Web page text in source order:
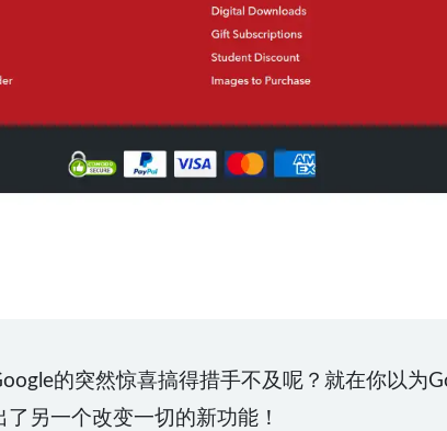
的突然惊喜搞得措手不及呢？就在你以为
另一个改变一切的新功能！